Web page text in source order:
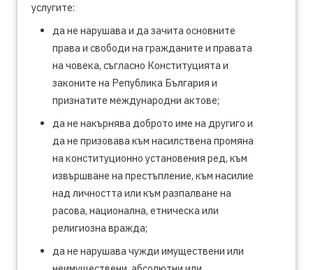
услугите:
да не нарушава и да зачита основните
права и свободи на гражданите и правата
на човека, съгласно Конституцията и
законите на Република България и
признатите международни актове;
да не накърнява доброто име на другиго и
да не призовава към насилствена промяна
на конституционно установения ред, към
извършване на престъпление, към насилие
над личността или към разпалване на
расова, национална, етническа или
религиозна вражда;
да не нарушава чужди имуществени или